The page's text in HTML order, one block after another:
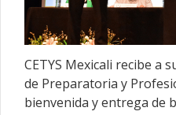
CETYS Mexicali recibe a
de Preparatoria y
bienvenida y entrega de